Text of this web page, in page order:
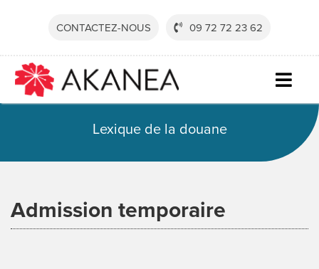
CONTACTEZ-NOUS 09 72 72 23 62
Lexique de la douane
Admission temporaire